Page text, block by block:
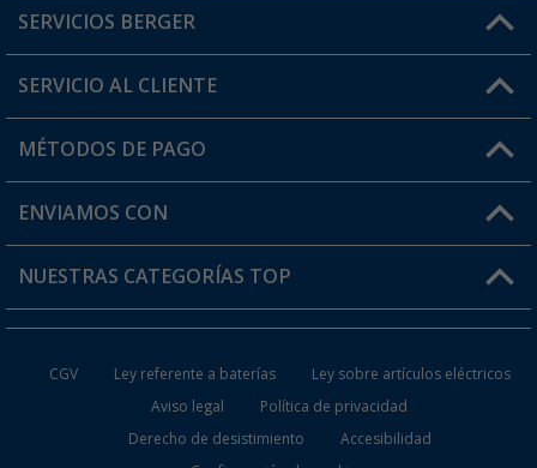
¿Tienes alguna duda?
SERVICIOS BERGER
Conviértete en distribuidor
Mi cuenta
Tarjeta Berger Digital
SERVICIO AL CLIENTE
FAQ y Contacto
Información de envío
¿Dónde está mi pedido?
MÉTODOS DE PAGO
ENVIAMOS CON
NUESTRAS CATEGORÍAS TOP
Muebles de Camping
CGV Ley referente a baterías
Ley sobre artículos eléctricos
Aviso legal
Política de privacidad
Derecho de desistimiento
Accesibilidad